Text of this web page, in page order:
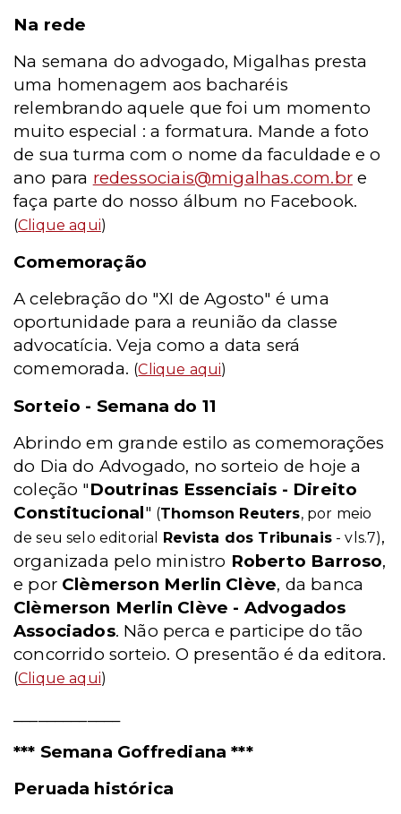
Na rede
Na semana do advogado, Migalhas presta
uma homenagem aos bacharéis
relembrando aquele que foi um momento
muito especial : a formatura. Mande a foto
de sua turma com o nome da faculdade e o
ano para redessociais@migalhas.com.bre
faça parte do nosso álbum no Facebook.
(Clique aqui)
Comemoração
A celebração do "XI de Agosto" é uma
oportunidade para a reunião da classe
advocatícia. Veja como a data será
comemorada. (Clique aqui)
Sorteio - Semana do 11
Abrindo em grande estilo as comemorações
do Dia do Advogado, no sorteio de hoje a
coleção "Doutrinas Essenciais - Direito
Constitucional" (Thomson Reuters, por meio
de seu selo editorial Revista dos Tribunais- vls.7),
organizada pelo ministro Roberto Barroso,
e por Clèmerson Merlin Clève, da banca
Clèmerson Merlin Clève - Advogados
Associados. Não perca e participe do tão
concorrido sorteio. O presentão é da editora.
(Clique aqui)
*** Semana Goffrediana ***
Peruada histórica